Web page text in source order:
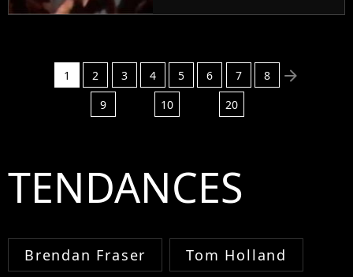
plusieurs mois, le
opération reconquête
et s'est excusé...
1 2 3 4 5 6 7
8
9
10 20
arrow_right
TENDANCES
Brendan Fraser Tom Holland